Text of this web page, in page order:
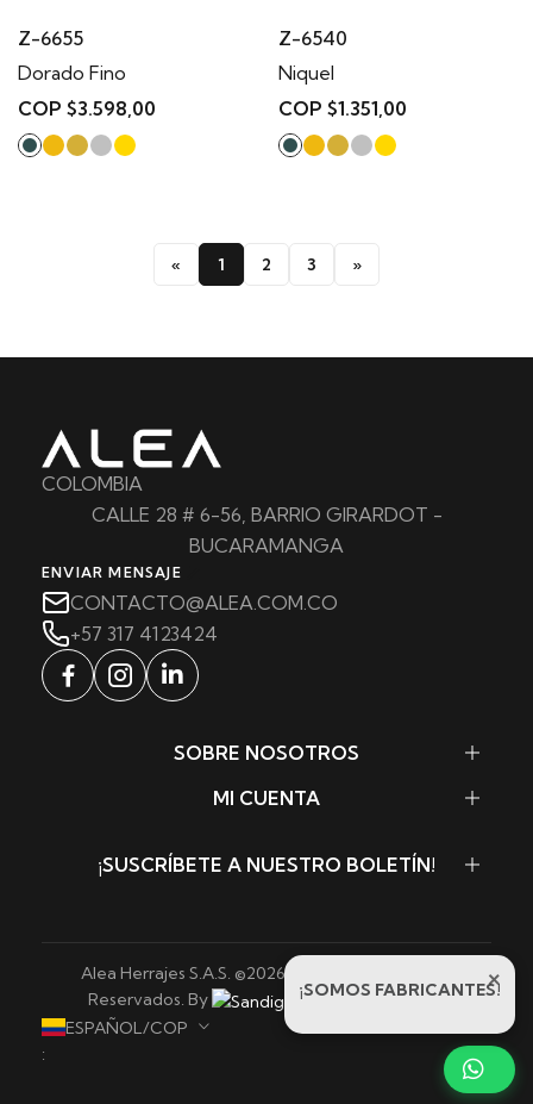
Z-6655
Dorado Fino
COP $3.598,00
Z-6540
Niquel
COP $1.351,00
« 1 2 3 »
COLOMBIA
CALLE 28 # 6-56, BARRIO GIRARDOT -
BUCARAMANGA
ENVIAR MENSAJE
CONTACTO@ALEA.COM.CO
+57 317 4123424
SOBRE NOSOTROS
MI CUENTA
¡SUSCRÍBETE A NUESTRO BOLETÍN!
Alea Herrajes S.A.S. ©2026. Todos los Derechos
Reservados. By
Sandigowebs
ESPAÑOL/COP
:
×
¡SOMOS FABRICANTES!